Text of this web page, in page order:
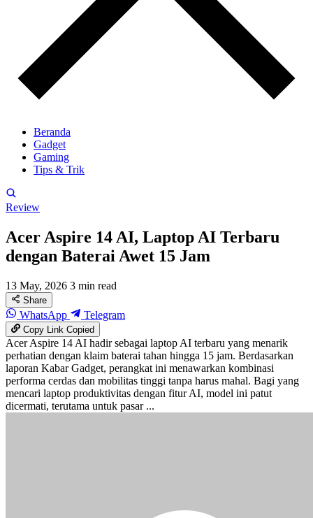
Beranda
Gadget
Gaming
Tips & Trik
Review
Acer Aspire 14 AI, Laptop AI Terbaru
dengan Baterai Awet 15 Jam
13 May, 2026 3 min read
Share
WhatsApp Telegram
Copy LinkCopied
Acer Aspire 14 AI hadir sebagai laptop AI terbaru yang menarik
perhatian dengan klaim baterai tahan hingga 15 jam. Berdasarkan
laporan Kabar Gadget, perangkat ini menawarkan kombinasi
performa cerdas dan mobilitas tinggi tanpa harus mahal. Bagi yang
mencari laptop produktivitas dengan fitur AI, model ini patut
dicermati, terutama untuk pasar ...